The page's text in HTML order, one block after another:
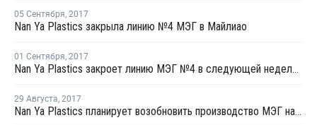
05 Сентября, 2017
Nan Ya Plastics закрыла линию №4 МЭГ в Майлиао
01 Сентября, 2017
Nan Ya Plastics закроет линию МЭГ №4 в следующей неделе на ремонт
29 Августа, 2017
Nan Ya Plastics планирует возобновить производство МЭГ на линии №1 в Майлиао